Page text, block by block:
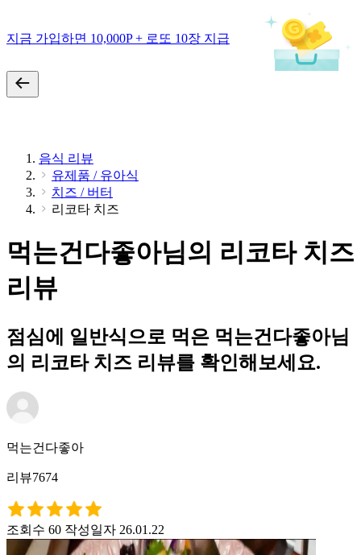
지금 가입하면 10,000P + 로또 10장 지급
음식 리뷰
유제품 / 유아식
치즈 / 버터
리코타 치즈
먹는건다좋아님의 리코타 치즈
리뷰
점심에 일반식으로 먹은 먹는건다좋아님
의 리코타 치즈 리뷰를 확인해보세요.
먹는건다좋아
리뷰7674
조회수 60 작성일자 26.01.22